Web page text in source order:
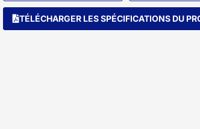
TÉLÉCHARGER LES SPÉCIFICATIONS DU